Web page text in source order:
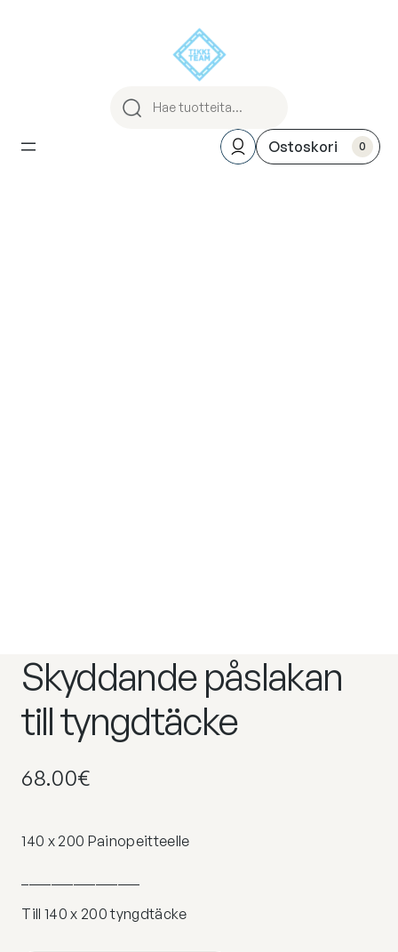
0
Skyddande påslakan
till tyngdtäcke
68.00€
140 x 200 Painopeitteelle
Till 140 x 200 tyngdtäcke